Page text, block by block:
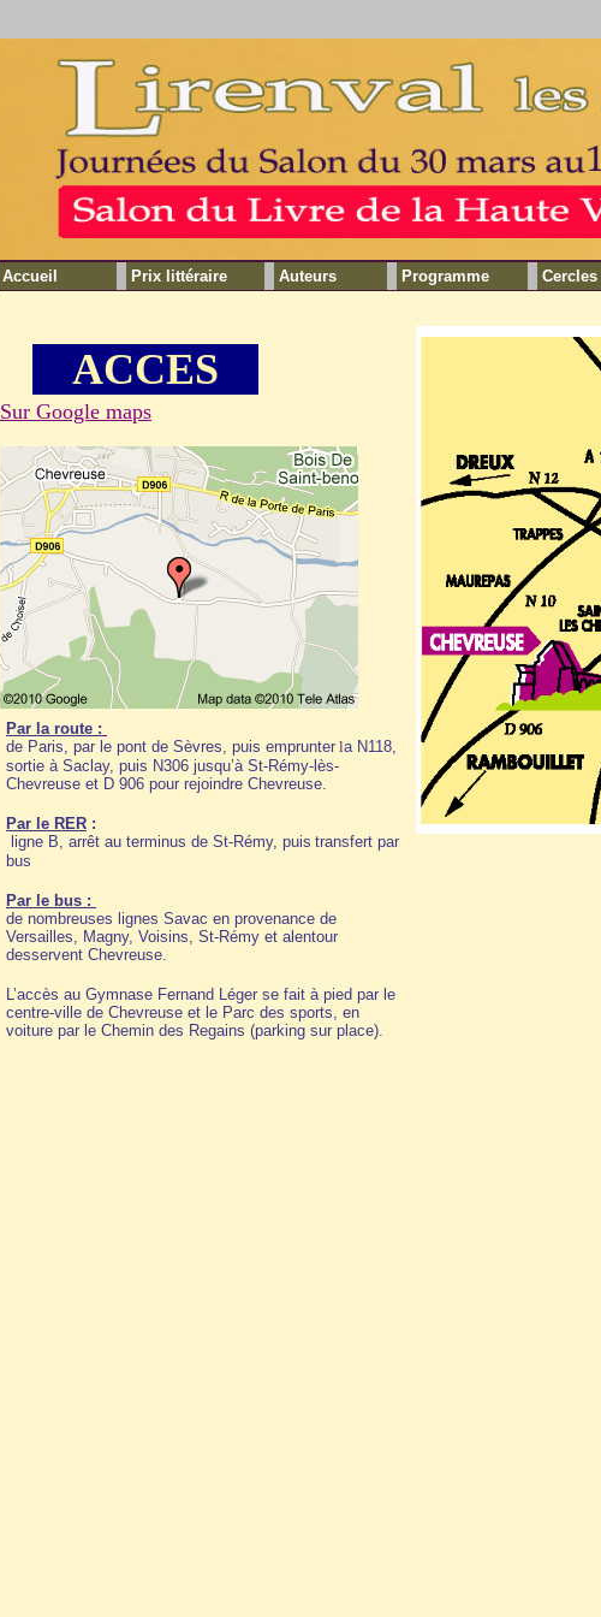
Par la route :
de Paris, par le pont de Sèvres, puis emprunter la N118,
sortie à Saclay, puis N306 jusqu’à St-Rémy-lès-
Chevreuse et D 906 pour rejoindre Chevreuse.
Par le RER :
ligne B, arrêt au terminus de St-Rémy, puis transfert par
bus
Par le bus :
de nombreuses lignes Savac en provenance de
Versailles, Magny, Voisins, St-Rémy et alentour
desservent Chevreuse.
L’accès au Gymnase Fernand Léger se fait à pied par le
centre-ville de Chevreuse et le Parc des sports, en
voiture par le Chemin des Regains (parking sur place).
ACCES
Sur Google maps
Accueil Prix littéraire Auteurs Programme